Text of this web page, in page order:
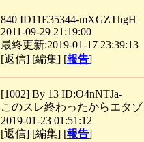
840 ID11E35344-mXGZThgH
2011-09-29 21:19:00
最終更新:2019-01-17 23:39:13
[返信] [編集] [報告]
[1002] By 13 ID:O4nNTJa-
このスレ終わったからエタ
2019-01-23 01:51:12
[返信] [編集] [報告]